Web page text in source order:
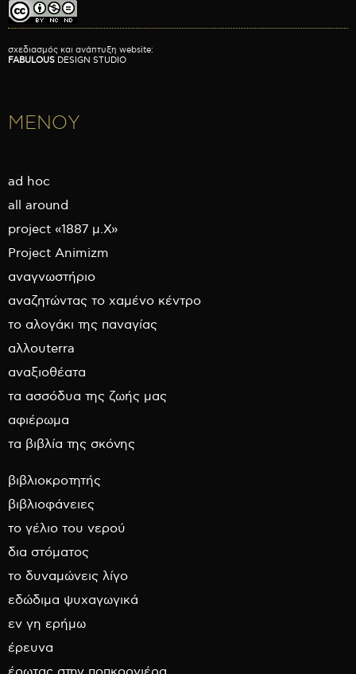
σχεδιασμός και ανάπτυξη website:
FABULOUS DESIGN STUDIO
ΜΕΝΟΥ
ad hoc
all around
project «1887 μ.Χ»
Project Animizm
αναγνωστήριο
αναζητώντας το χαμένο κέντρο
το αλογάκι της παναγίας
αλλουterra
αναξιοθέατα
τα ασσόδυα της ζωής μας
αφιέρωμα
τα βιβλία της σκόνης
βιβλιοκροτητής
βιβλιοφάνειες
το γέλιο του νερού
δια στόματος
το δυναμώνεις λίγο
εδώδιμα ψυχαγωγικά
εν γη ερήμω
έρευνα